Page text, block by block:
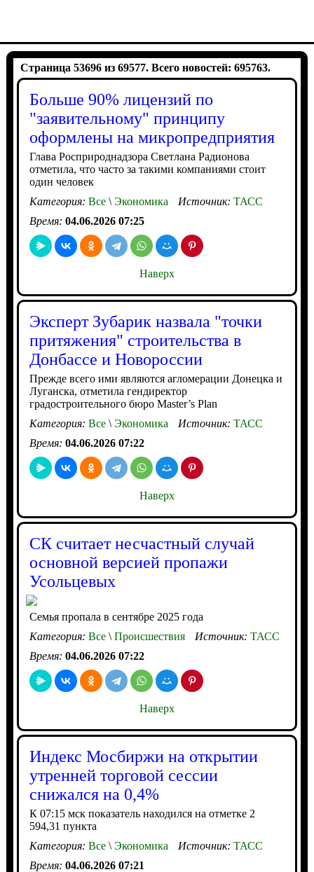
Страница 53696 из 69577. Всего новостей: 695763.
Больше 90% лицензий по
"заявительному" принципу
оформлены на микропредприятия
Глава Росприроднадзора Светлана Радионова
отметила, что часто за такими компаниями стоит
один человек
Категория: Все\Экономика Источник: ТАСС
Время: 04.06.2026 07:25
Наверх
Эксперт Зубарик назвала "точки
притяжения" строительства в
Донбассе и Новороссии
Прежде всего ими являются агломерации Донецка и
Луганска, отметила гендиректор
градостроительного бюро Master’s Plan
Категория: Все\Экономика Источник: ТАСС
Время: 04.06.2026 07:22
Наверх
СК считает несчастный случай
основной версией пропажи
Усольцевых
Семья пропала в сентябре 2025 года
Категория: Все\Происшествия Источник: ТАСС
Время: 04.06.2026 07:22
Наверх
Индекс Мосбиржи на открытии
утренней торговой сессии
снижался на 0,4%
К 07:15 мск показатель находился на отметке 2
594,31 пункта
Категория: Все\Экономика Источник: ТАСС
Время: 04.06.2026 07:21